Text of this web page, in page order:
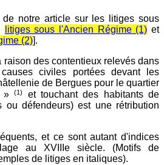
notre article sur les litiges sous
litiges sous l'Ancien Régime (1) et
(2)].
raison des contentieux relevés dans
civiles portées devant les
de Bergues pour le quartier
»(1)
et touchant des habitants de
ou défendeurs) est une rétribution
et ce sont autant d'indices
au XVIIIe siècle. (Motifs de
de litiges en italiques).